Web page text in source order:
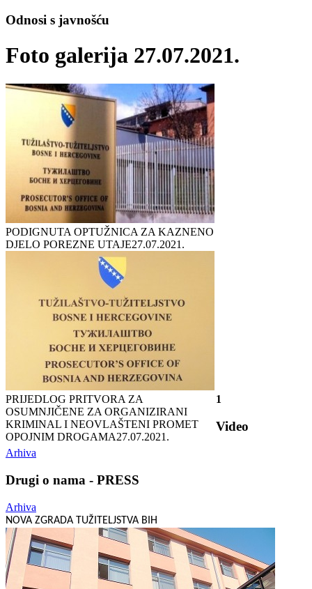
Odnosi s javnošću
Foto galerija 27.07.2021.
PODIGNUTA OPTUŽNICA ZA KAZNENO
DJELO POREZNE UTAJE27.07.2021.
PRIJEDLOG PRITVORA ZA
OSUMNJIČENE ZA ORGANIZIRANI
KRIMINAL I NEOVLAŠTENI PROMET
OPOJNIM DROGAMA27.07.2021.
1
Video
Arhiva
Drugi o nama - PRESS
Arhiva
NOVA ZGRADA TUŽITELJSTVA BIH